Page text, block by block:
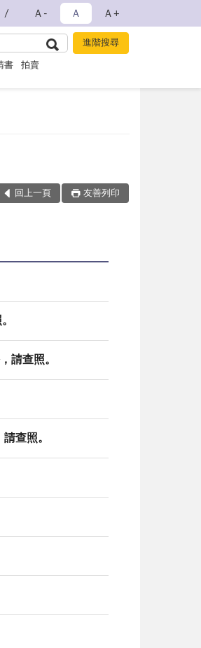
Ａ- Ａ Ａ+
書 拍賣
回上一頁 友善列印
請查照。
查照。